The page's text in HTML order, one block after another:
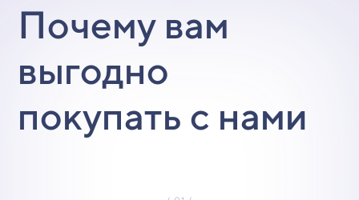
Почему вам
выгодно
покупать с нами